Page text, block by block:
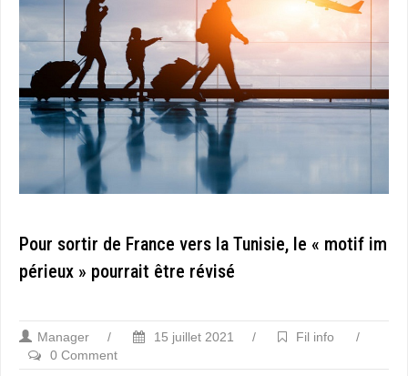
Pour sortir de France vers la Tunisie, le « motif im
périeux » pourrait être révisé
Manager / 15 juillet 2021 / Fil info
/
0 Comment